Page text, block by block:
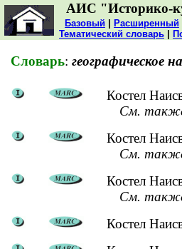
АИС "Историко-
Базовый Расширенный
Тематический словарь
Словарь: географическое
Костел
См. также
Костел
См. также
Костел
См. также
Костел